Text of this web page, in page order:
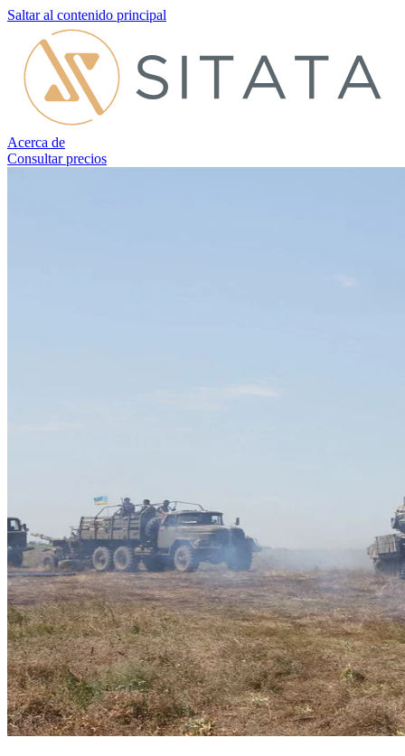
Saltar al contenido principal
Acerca de
Consultar precios